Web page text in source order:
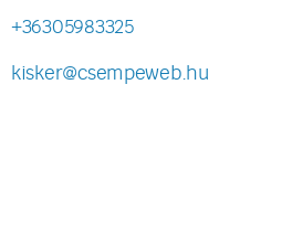
+36305983325
kisker@csempeweb.hu